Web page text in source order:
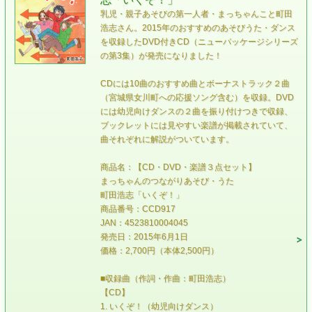
乳児・親子あそびの第一人者・まっちゃんこと町田
浩志さん。2015年のおすすめのあそびうた・ダンス
を収録したDVD付きCD（ニューパッケージシリーズ
の第3集）が発売になりました！
CDには10曲のおすすめ曲とボーナストラック２曲
（宮城県女川町への応援ソング含む）を収録。DVD
には幼児向けダンスの２曲を振り付けつきで収録、
ブックレットには見やすい楽譜が掲載されていて、
曲それぞれに解説がついています。
商品名：【CD・DVD・楽譜３点セット】
まっちゃんのつながりあそび・うた
町田浩志「いくぞ！」
商品番号：CCD917
JAN：4523810004045
発売日：2015年6月1日
価格：2,700円（本体2,500円）
■収録曲（作詞・作曲：町田浩志）
【CD】
1. いくぞ！（幼児向けダンス）